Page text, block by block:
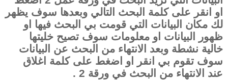
او انقر على كلمة البحث التالي وبعدها سوف يظهر
لك مكان البيانات التي قومت بي البحث فيها او
ظهور البيانات او معلومات سوف تصيح خليتها
خالية نشطة وبعد الانتهاء من البحث عن البيانات
سوف تقوم بي انقر او اضغط على كلمة اغلاق
عند الانتهاء من البحث في ورقة 2 .